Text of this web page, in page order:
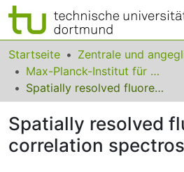
Bereiche & Sammlungen
Das gesamte Repositorium
FAQ
Startseite
Max-Planck-Institut für molekulare Physiologie
Spatially resolved fluorescence correlation spectroscopy
Spatially resolved
correlation